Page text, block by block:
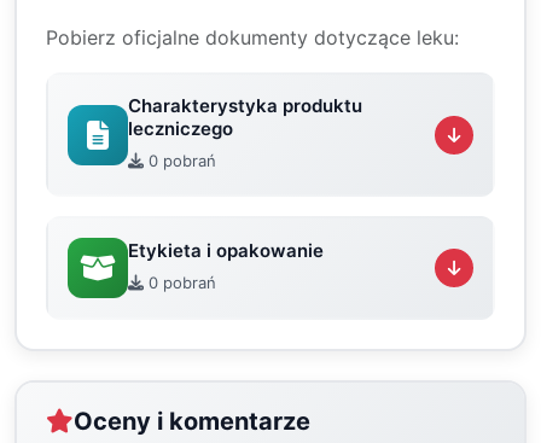
Pobierz oficjalne dokumenty dotyczące leku:
Charakterystyka produktu
leczniczego
0 pobrań
Etykieta i opakowanie
0 pobrań
Oceny i komentarze